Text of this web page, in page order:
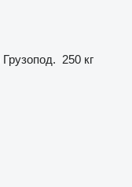
Грузопод. 250 кг